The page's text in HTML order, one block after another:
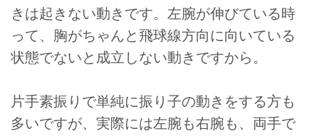
きは起きない動きです。左腕が伸びている時
って、胸がちゃんと飛球線方向に向いている
状態でないと成立しない動きですから。
片手素振りで単純に振り子の動きをする方も
多いですが、実際には左腕も右腕も、両手で